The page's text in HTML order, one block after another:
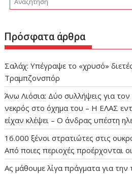
Πρόσφατα άρθρα
Σαλάχ: Υπέγραψε το «χρυσό»
Τραμπζονσπόρ
Άνω Λιόσια: Δύο συλλήψεις για
νεκρός στο όχημα του – Η ΕΛΑΣ
είχαν κλέψει – Ο άνδρας υπέστη
16.000 ξένοι στρατιώτες στις
Από ποιες περιοχές προέρχονται
Ας μάθουμε λίγα πράγματα για την